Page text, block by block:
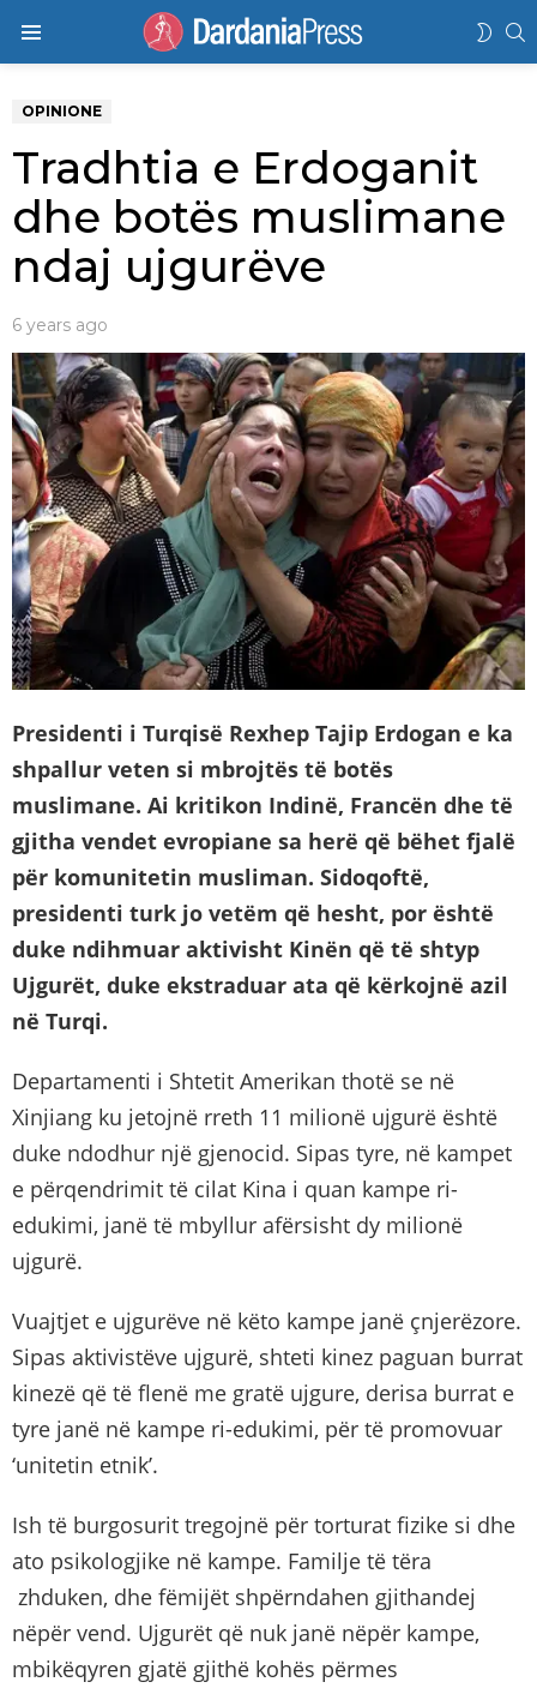
OPINIONE
Tradhtia e Erdoganit
dhe botës muslimane
ndaj ujgurëve
6 years ago
Presidenti i Turqisë Rexhep Tajip Erdogan e ka
shpallur veten si mbrojtës të botës
muslimane. Ai kritikon Indinë, Francën dhe të
gjitha vendet evropiane sa herë që bëhet fjalë
për komunitetin musliman. Sidoqoftë,
presidenti turk jo vetëm që hesht, por është
duke ndihmuar aktivisht Kinën që të shtyp
Ujgurët, duke ekstraduar ata që kërkojnë azil
në Turqi.
Departamenti i Shtetit Amerikan thotë se në
Xinjiang ku jetojnë rreth 11 milionë ujgurë është
duke ndodhur një gjenocid. Sipas tyre, në kampet
e përqendrimit të cilat Kina i quan kampe ri-
edukimi, janë të mbyllur afërsisht dy milionë
ujgurë.
Vuajtjet e ujgurëve në këto kampe janë çnjerëzore.
Sipas aktivistëve ujgurë, shteti kinez paguan burrat
kinezë që të flenë me gratë ujgure, derisa burrat e
tyre janë në kampe ri-edukimi, për të promovuar
‘unitetin etnik’.
Ish të burgosurit tregojnë për torturat fizike si dhe
ato psikologjike në kampe. Familje të tëra
zhduken, dhe fëmijët shpërndahen gjithandej
nëpër vend. Ujgurët që nuk janë nëpër kampe,
mbikëqyren gjatë gjithë kohës përmes